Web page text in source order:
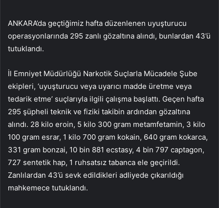
ANKARA’da geçtiğimiz hafta düzenlenen uyuşturucu
operasyonlarında 295 zanlı gözaltına alındı, bunlardan 43’ü
tutuklandı.
İl Emniyet Müdürlüğü Narkotik Suçlarla Mücadele Şube
ekipleri, ‘uyuşturucu veya uyarıcı madde üretme veya
tedarik etme’ suçlarıyla ilgili çalışma başlattı. Geçen hafta
295 şüpheli teknik ve fiziki takibin ardından gözaltına
alındı. 28 kilo eroin, 5 kilo 300 gram metamfetamin, 3 kilo
100 gram esrar, 1 kilo 700 gram kokain, 640 gram kokarca,
331 gram bonzai, 10 bin 881 ecstasy, 4 bin 797 captagon,
727 sentetik hap, 1 ruhsatsız tabanca ele geçirildi.
Zanlılardan 43’ü sevk edildikleri adliyede çıkarıldığı
mahkemece tutuklandı.